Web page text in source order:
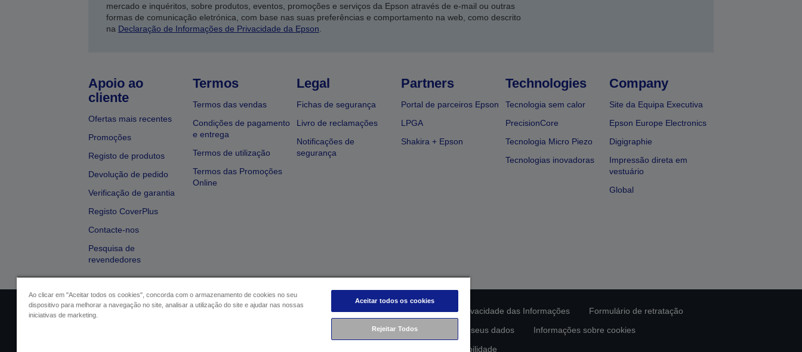
mercado e inquéritos, sobre produtos, eventos, promoções e serviços da Epson através de e-mail ou outras
formas de comunicação eletrónica, com base nas suas preferências e comportamento na web, como descrito
na Declaração de Informações de Privacidade da Epson
Apoio ao
cliente
Ofertas mais recentes
Promoções
Registo de produtos
Devolução de pedido
Verificação de garantia
Registo CoverPlus
Contacte-nos
Pesquisa de
revendedores
Termos
Termos das vendas
Condições de pagamento
e entrega
Termos de utilização
Termos das Promoções
Online
Legal
Fichas de segurança
Livro de reclamações
Notificações de
segurança
Partners
Portal de parceiros Epson
LPGA
Shakira + Epson
Technologies
Tecnologia sem calor
PrecisionCore
Tecnologia Micro Piezo
Tecnologias inovadoras
Company
Site da Equipa Executiva
Epson Europe Electronics
Digigraphie
Impressão direta em
vestuário
Global
Identificação do vendedor Identificação da conformidade do produto Declaração de Privacidade das Informações
Formulário de retratação
Contacte-nos sobre os seus dados
Informações sobre cookies
Compromisso da Epson para com a acessibilidade
Ao clicar em "Aceitar todos os cookies", concorda com o armazenamento de cookies no seu
dispositivo para melhorar a navegação no site, analisar a utilização do site e ajudar nas nossas
iniciativas de marketing.
Aceitar todos os cookies
Rejeitar Todos